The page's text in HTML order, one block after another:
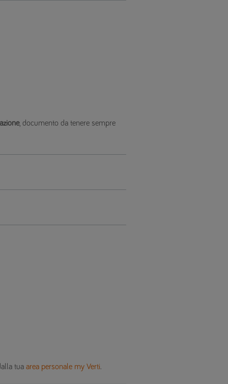
, documento da tenere sempre
tuaarea personale my Verti.